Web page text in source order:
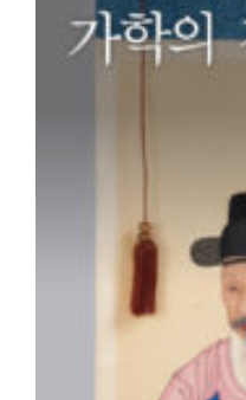
박물관 홈페이지